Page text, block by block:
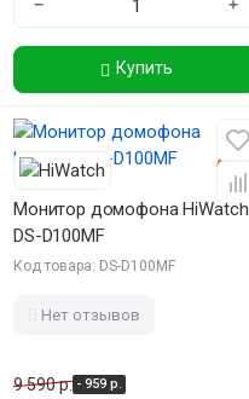
− +
Купить
Монитор домофона HiWatch
DS-D100MF
Код товара: DS-D100MF
Нет отзывов
9 590 р. - 959 р.